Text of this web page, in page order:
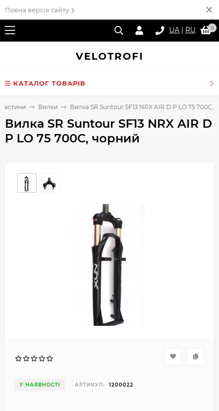
Повна версія сайту
UA | RU 0
VELOTROFI
КАТАЛОГ ТОВАРІВ
Вилки Вилка SR Suntour SF13 NRX AIR D P LO 75 700C,
Вилка SR Suntour SF13 NRX AIR D
P LO 75 700C, чорний
У НАЯВНОСТІ АРТИКУЛ: 1200022